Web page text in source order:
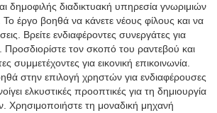
δημοφιλής διαδικτυακή υπηρεσία γνωριμιών
έργο βοηθά να κάνετε νέους φίλους και να
Βρείτε ενδιαφέροντες συνεργάτες για
Προσδιορίστε τον σκοπό του ραντεβού και
συμμετέχοντες για εικονική επικοινωνία.
στην επιλογή χρηστών για ενδιαφέρουσες
ελκυστικές προοπτικές για τη δημιουργία
Χρησιμοποιήστε τη μοναδική μηχανή